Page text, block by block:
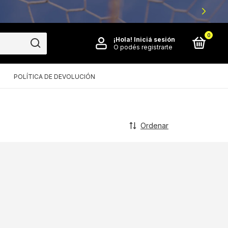
¡Hola! Iniciá sesión
O podés registrarte
0
POLÍTICA DE DEVOLUCIÓN
Ordenar